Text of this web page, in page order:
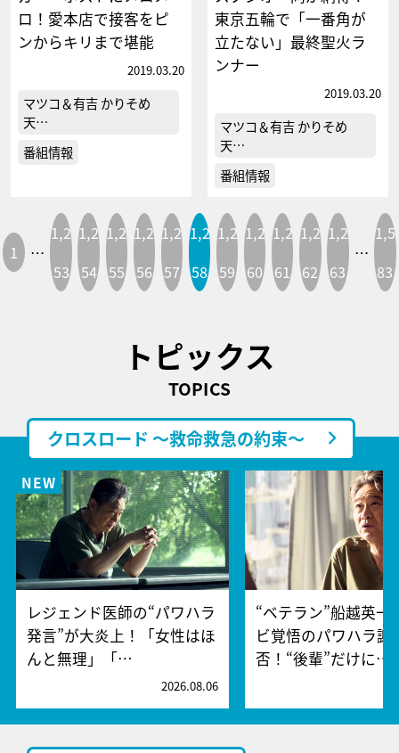
ロ！愛本店で接客をピ
ンからキリまで堪能
2019.03.20
マツコ＆有吉 かりそめ
天…
番組情報
東京五輪で「一番角が
立たない」最終聖火ラ
ンナー
2019.03.20
マツコ＆有吉 かりそめ
天…
番組情報
1 …
1,2
53
1,2
54
1,2
55
1,2
56
1,2
57
1,2
58
1,2
59
1,2
60
1,2
61
1,2
62
1,2
63
…
1,5
83
トピックス
TOPICS
クロスロード ～救命救急の約束～
レジェンド医師の“パワハラ
発言”が大炎上！「女性はほ
んと無理」「…
2026.08.06
“ベテラン”船越英一
ビ覚悟のパワハラ謝
否！“後輩”だけに…